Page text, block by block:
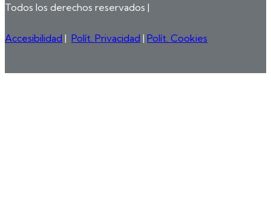
Todos los derechos reservados |
Accesibilidad | Polít. Privacidad | Polít. Cookies